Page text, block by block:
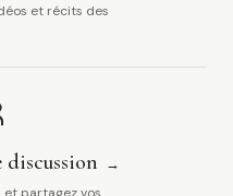
et récits des
et partagez vos